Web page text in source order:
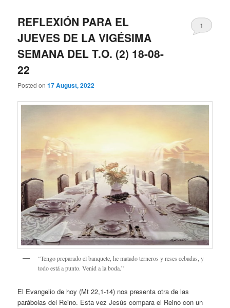
REFLEXIÓN PARA EL
JUEVES DE LA VIGÉSIMA
SEMANA DEL T.O. (2) 18-08-
22
Posted on17 August, 2022
1
“Tengo preparado el banquete, he matado terneros y reses cebadas, y
todo está a punto. Venid a la boda.”
El Evangelio de hoy (Mt 22,1-14) nos presenta otra de las
parábolas del Reino. Esta vez Jesús compara el Reino con un